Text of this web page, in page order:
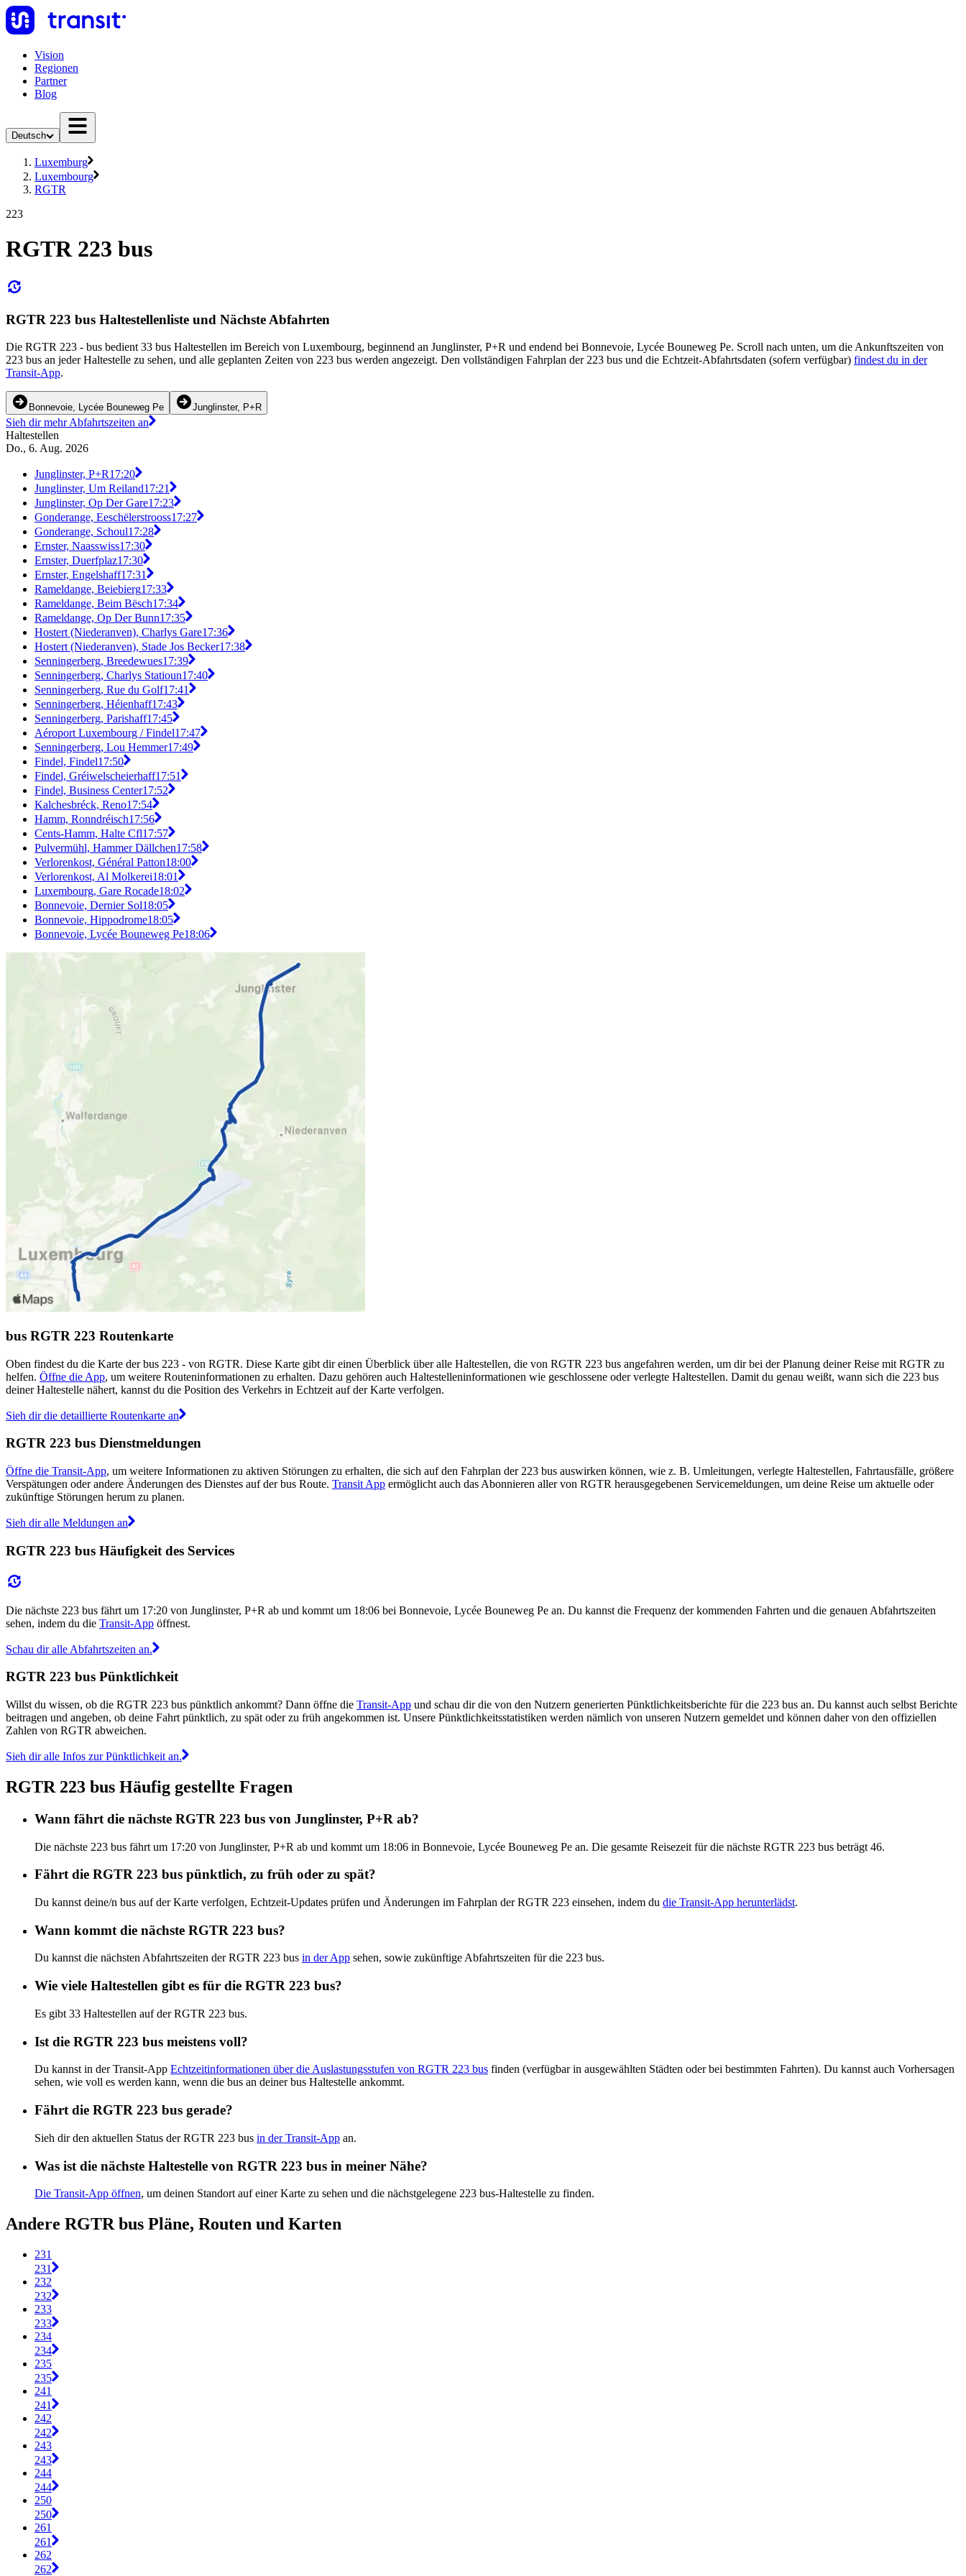
Vision
Regionen
Partner
Blog
Deutsch
Luxemburg
Luxembourg
RGTR
223
RGTR 223 bus
RGTR 223 bus Haltestellenliste und Nächste Abfahrten
Die RGTR 223 - bus bedient 33 bus Haltestellen im Bereich von Luxembourg, beginnend an Junglinster, P+R und endend bei Bonnevoie, Lycée Bouneweg Pe. Scroll nach unten, um die Ankunftszeiten von
223 bus an jeder Haltestelle zu sehen, und alle geplanten Zeiten von 223 bus werden angezeigt. Den vollständigen Fahrplan der 223 bus und die Echtzeit-Abfahrtsdaten (sofern verfügbar) findest du in der
Transit-App.
Bonnevoie, Lycée Bouneweg Pe Junglinster, P+R
Sieh dir mehr Abfahrtszeiten an
Haltestellen
Do., 6. Aug. 2026
Junglinster, P+R17:20
Junglinster, Um Reiland17:21
Junglinster, Op Der Gare17:23
Gonderange, Eeschëlerstrooss17:27
Gonderange, Schoul17:28
Ernster, Naasswiss17:30
Ernster, Duerfplaz17:30
Ernster, Engelshaff17:31
Rameldange, Beiebierg17:33
Rameldange, Beim Bësch17:34
Rameldange, Op Der Bunn17:35
Hostert (Niederanven), Charlys Gare17:36
Hostert (Niederanven), Stade Jos Becker17:38
Senningerberg, Breedewues17:39
Senningerberg, Charlys Statioun17:40
Senningerberg, Rue du Golf17:41
Senningerberg, Héienhaff17:43
Senningerberg, Parishaff17:45
Aéroport Luxembourg / Findel17:47
Senningerberg, Lou Hemmer17:49
Findel, Findel17:50
Findel, Gréiwelscheierhaff17:51
Findel, Business Center17:52
Kalchesbréck, Reno17:54
Hamm, Ronndréisch17:56
Cents-Hamm, Halte Cfl17:57
Pulvermühl, Hammer Dällchen17:58
Verlorenkost, Général Patton18:00
Verlorenkost, Al Molkerei18:01
Luxembourg, Gare Rocade18:02
Bonnevoie, Dernier Sol18:05
Bonnevoie, Hippodrome18:05
Bonnevoie, Lycée Bouneweg Pe18:06
bus RGTR 223 Routenkarte
Oben findest du die Karte der bus 223 - von RGTR. Diese Karte gibt dir einen Überblick über alle Haltestellen, die von RGTR 223 bus angefahren werden, um dir bei der Planung deiner Reise mit RGTR zu
helfen. Öffne die App, um weitere Routeninformationen zu erhalten. Dazu gehören auch Haltestelleninformationen wie geschlossene oder verlegte Haltestellen. Damit du genau weißt, wann sich die 223 bus
deiner Haltestelle nähert, kannst du die Position des Verkehrs in Echtzeit auf der Karte verfolgen.
Sieh dir die detaillierte Routenkarte an
RGTR 223 bus Dienstmeldungen
Öffne die Transit-App, um weitere Informationen zu aktiven Störungen zu erhalten, die sich auf den Fahrplan der 223 bus auswirken können, wie z. B. Umleitungen, verlegte Haltestellen, Fahrtausfälle, größere
Verspätungen oder andere Änderungen des Dienstes auf der bus Route. Transit App ermöglicht auch das Abonnieren aller von RGTR herausgegebenen Servicemeldungen, um deine Reise um aktuelle oder
zukünftige Störungen herum zu planen.
Sieh dir alle Meldungen an
RGTR 223 bus Häufigkeit des Services
Die nächste 223 bus fährt um 17:20 von Junglinster, P+R ab und kommt um 18:06 bei Bonnevoie, Lycée Bouneweg Pe an. Du kannst die Frequenz der kommenden Fahrten und die genauen Abfahrtszeiten
sehen, indem du die Transit-App öffnest.
Schau dir alle Abfahrtszeiten an.
RGTR 223 bus Pünktlichkeit
Willst du wissen, ob die RGTR 223 bus pünktlich ankommt? Dann öffne die Transit-App und schau dir die von den Nutzern generierten Pünktlichkeitsberichte für die 223 bus an. Du kannst auch selbst Berichte
beitragen und angeben, ob deine Fahrt pünktlich, zu spät oder zu früh angekommen ist. Unsere Pünktlichkeitsstatistiken werden nämlich von unseren Nutzern gemeldet und können daher von den offiziellen
Zahlen von RGTR abweichen.
Sieh dir alle Infos zur Pünktlichkeit an.
RGTR 223 bus Häufig gestellte Fragen
Wann fährt die nächste RGTR 223 bus von Junglinster, P+R ab?
Die nächste 223 bus fährt um 17:20 von Junglinster, P+R ab und kommt um 18:06 in Bonnevoie, Lycée Bouneweg Pe an. Die gesamte Reisezeit für die nächste RGTR 223 bus beträgt 46.
Fährt die RGTR 223 bus pünktlich, zu früh oder zu spät?
Du kannst deine/n bus auf der Karte verfolgen, Echtzeit-Updates prüfen und Änderungen im Fahrplan der RGTR 223 einsehen, indem du die Transit-App herunterlädst.
Wann kommt die nächste RGTR 223 bus?
Du kannst die nächsten Abfahrtszeiten der RGTR 223 bus in der App sehen, sowie zukünftige Abfahrtszeiten für die 223 bus.
Wie viele Haltestellen gibt es für die RGTR 223 bus?
Es gibt 33 Haltestellen auf der RGTR 223 bus.
Ist die RGTR 223 bus meistens voll?
Du kannst in der Transit-App Echtzeitinformationen über die Auslastungsstufen von RGTR 223 bus finden (verfügbar in ausgewählten Städten oder bei bestimmten Fahrten). Du kannst auch Vorhersagen
sehen, wie voll es werden kann, wenn die bus an deiner bus Haltestelle ankommt.
Fährt die RGTR 223 bus gerade?
Sieh dir den aktuellen Status der RGTR 223 bus in der Transit-App an.
Was ist die nächste Haltestelle von RGTR 223 bus in meiner Nähe?
Die Transit-App öffnen, um deinen Standort auf einer Karte zu sehen und die nächstgelegene 223 bus-Haltestelle zu finden.
Andere RGTR bus Pläne, Routen und Karten
231
231
232
232
233
233
234
234
235
235
241
241
242
242
243
243
244
244
250
250
261
261
262
262